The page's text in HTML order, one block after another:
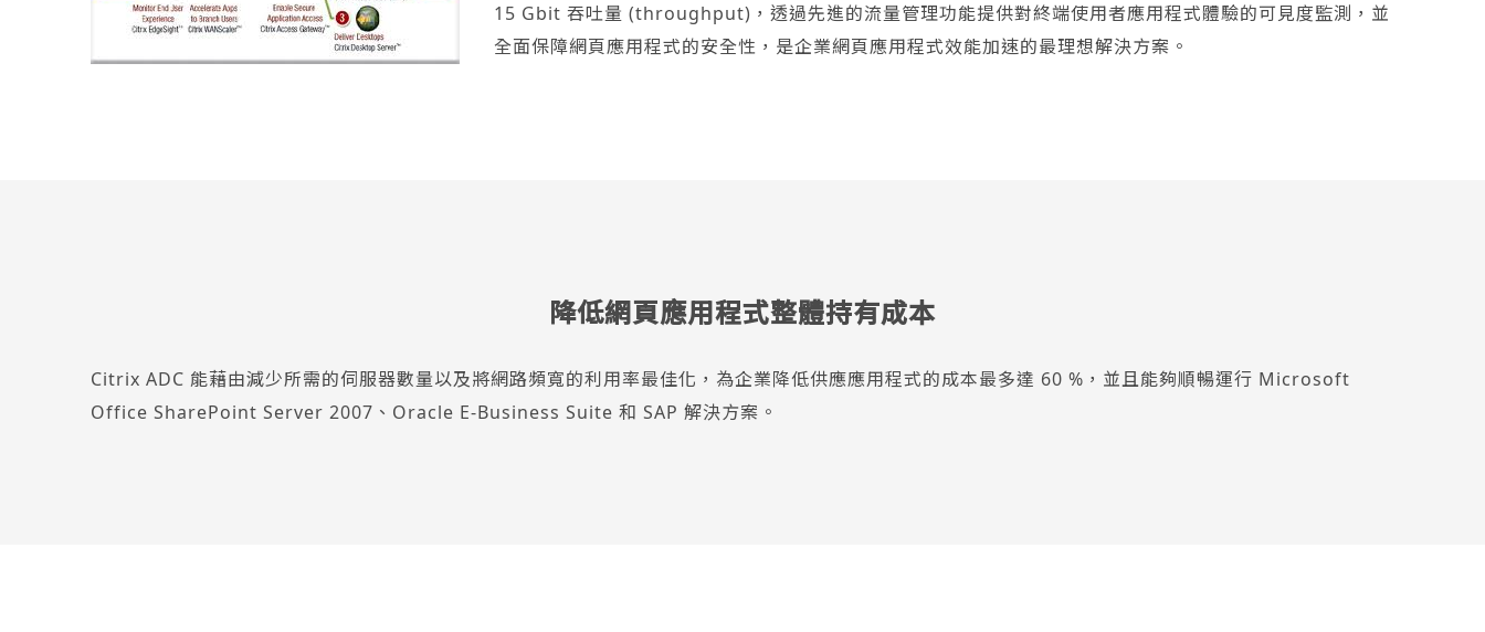
15 Gbit 吞吐量 (throughput)，透過先進的流量管理功能提供對終端使用者應用程式體驗的可見度監測，並
全面保障網頁應用程式的安全性，是企業網頁應用程式效能加速的最理想解決方案。
降低網頁應用程式整體持有成本
Citrix ADC 能藉由減少所需的伺服器數量以及將網路頻寬的利用率最佳化，為企業降低供應應用程式的成本最多達 60 %，並且能夠順暢運行 Microsoft
Office SharePoint Server 2007、Oracle E-Business Suite 和 SAP 解決方案。